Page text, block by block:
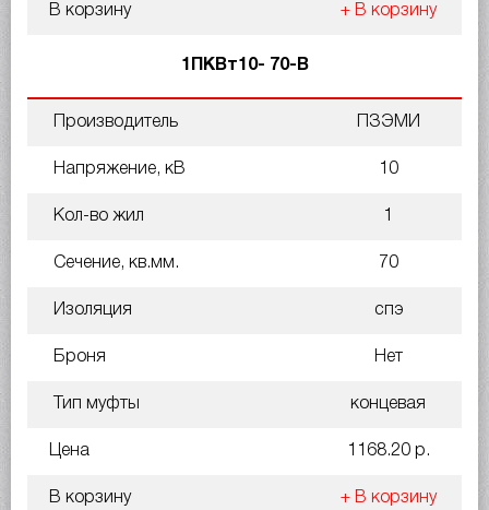
В корзину + В корзину
1ПКВт10- 70-В
Производитель ПЗЭМИ
Напряжение, кВ 10
Кол-во жил 1
Сечение, кв.мм. 70
Изоляция спэ
Броня Нет
Тип муфты концевая
Цена 1168.20 р.
В корзину + В корзину